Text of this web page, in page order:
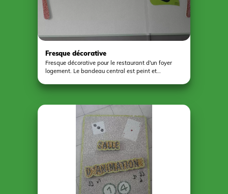
Fresque décorative
Fresque décorative pour le restaurant d'un foyer
logement. Le bandeau central est peint et